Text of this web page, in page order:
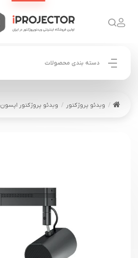
دسته بندی محصولات
ویدئو پروژکتور ویدئو پروژکتور اپسون